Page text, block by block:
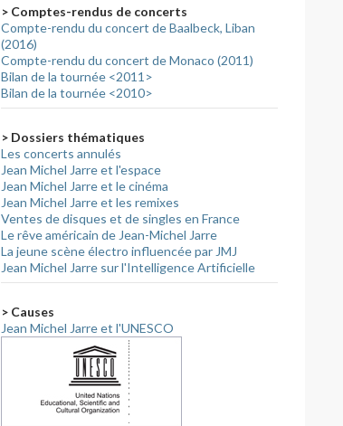
> Comptes-rendus de concerts
Compte-rendu du concert de Baalbeck, Liban
(2016)
Compte-rendu du concert de Monaco (2011)
Bilan de la tournée <2011>
Bilan de la tournée <2010>
> Dossiers thématiques
Les concerts annulés
Jean Michel Jarre et l'espace
Jean Michel Jarre et le cinéma
Jean Michel Jarre et les remixes
Ventes de disques et de singles en France
Le rêve américain de Jean-Michel Jarre
La jeune scène électro influencée par JMJ
Jean Michel Jarre sur l'Intelligence Artificielle
> Causes
Jean Michel Jarre et l'UNESCO